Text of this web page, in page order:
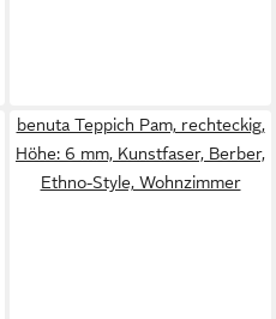
benuta Teppich Pam, rechteckig,
Höhe: 6 mm, Kunstfaser, Berber,
Ethno-Style, Wohnzimmer